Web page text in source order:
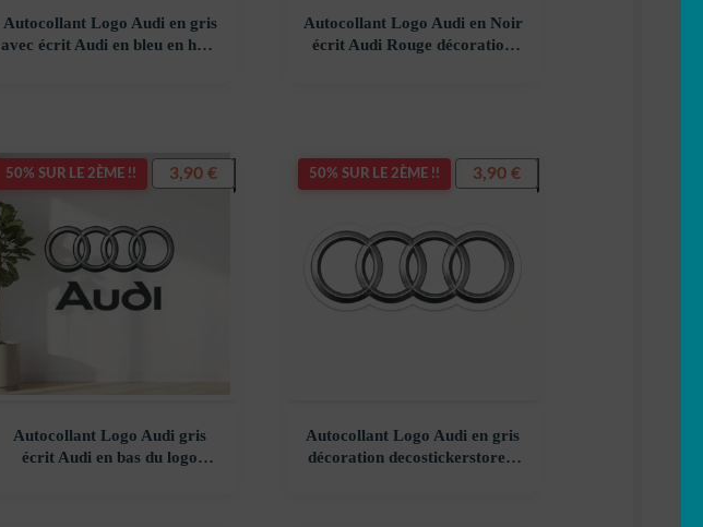
Autocollant Logo Audi en gris
avec écrit Audi en bleu en haut
Autocollant Logo Audi en Noir
écrit Audi Rouge décoration
50% SUR LE 2ÈME !!
Autocollant Logo Audi gris
écrit Audi en bas du logo
3,90€ 50% SUR LE 2ÈME !!
Autocollant Logo Audi en gris
décoration decostickerstore –
3,90 €